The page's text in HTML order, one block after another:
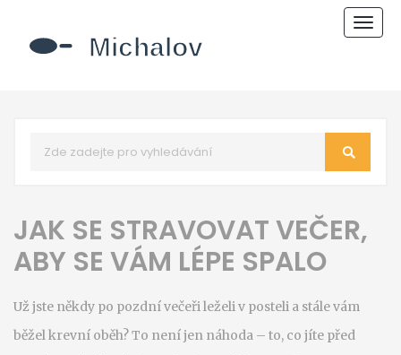
JAK SE STRAVOVAT VEČER,
ABY SE VÁM LÉPE SPALO
Už jste někdy po pozdní večeři leželi v posteli a stále vám
běžel krevní oběh? To není jen náhoda – to, co jíte před